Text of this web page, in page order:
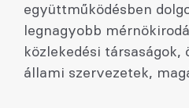
együttműködésben
legnagyobb
közlekedési
állami szervezetek,